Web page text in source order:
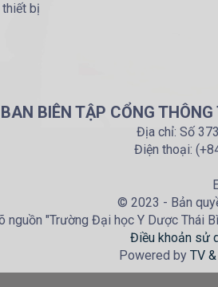
thiết bị
BAN BIÊN TẬP CỔNG
Địa chỉ: Số
Điện thoại:
© 2023 - Bản
nguồn "Trường Đại học Y Dược Thái
Điều khoản sử
Powered by TV